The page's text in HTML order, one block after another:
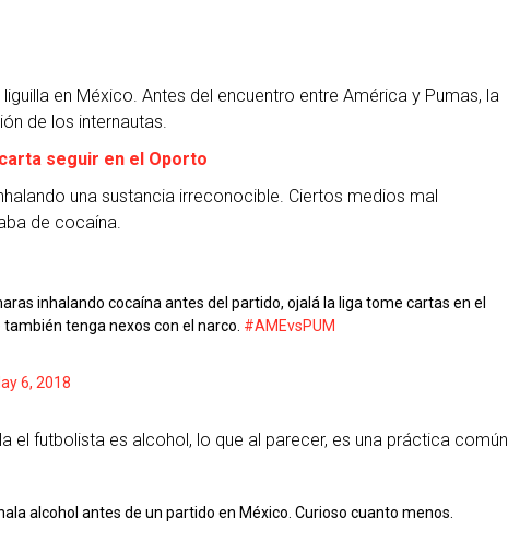
en México. Antes del encuentro entre América y Pumas, la
de los internautas.
seguir en el Oporto
una sustancia irreconocible. Ciertos medios mal
de cocaína.
inhalando cocaína antes del partido, ojalá la liga tome cartas en el
tenga nexos con el narco. #AMEvsPUM
6, 2018
el futbolista es alcohol, lo que al parecer, es una práctica común
alcohol antes de un partido en México. Curioso cuanto menos.